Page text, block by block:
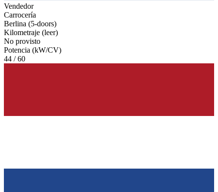
Vendedor
Carrocería
Berlina (5-doors)
Kilometraje (leer)
No provisto
Potencia (kW/CV)
44 / 60